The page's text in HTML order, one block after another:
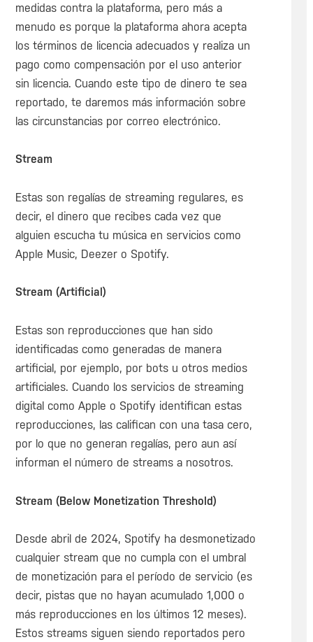
medidas contra la plataforma, pero más a
menudo es porque la plataforma ahora acepta
los términos de licencia adecuados y realiza un
pago como compensación por el uso anterior
sin licencia. Cuando este tipo de dinero te sea
reportado, te daremos más información sobre
las circunstancias por correo electrónico.
Stream
Estas son regalías de streaming regulares, es
decir, el dinero que recibes cada vez que
alguien escucha tu música en servicios como
Apple Music, Deezer o Spotify.
Stream (Artificial)
Estas son reproducciones que han sido
identificadas como generadas de manera
artificial, por ejemplo, por bots u otros medios
artificiales. Cuando los servicios de streaming
digital como Apple o Spotify identifican estas
reproducciones, las califican con una tasa cero,
por lo que no generan regalías, pero aun así
informan el número de streams a nosotros.
Stream (Below Monetization Threshold)
Desde abril de 2024, Spotify ha desmonetizado
cualquier stream que no cumpla con el umbral
de monetización para el período de servicio (es
decir, pistas que no hayan acumulado 1,000 o
más reproducciones en los últimos 12 meses).
Estos streams siguen siendo reportados pero